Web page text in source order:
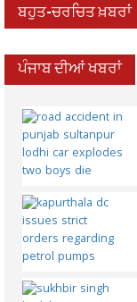
ਬਹੁਤ-ਚਰਚਿਤ ਖ਼ਬਰਾਂ
ਪੰਜਾਬ ਦੀਆਂ ਖਬਰਾਂ